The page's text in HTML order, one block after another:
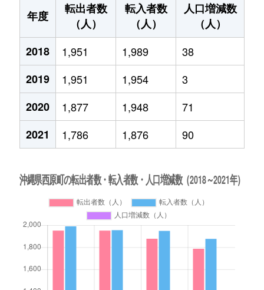
年度
転出者数
（人）
転入者数
（人）
人口増減数
（人）
2018
1,951 1,989
38
2019
1,951 1,954
3
2020
1,877 1,948
71
2021
1,786 1,876 90